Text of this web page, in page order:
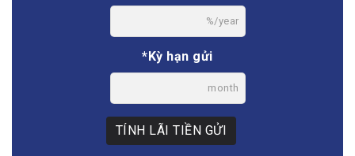
%/year
*Kỳ hạn gửi
month
TÍNH LÃI TIỀN GỬI